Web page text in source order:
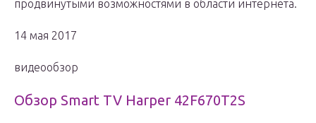
продвинутыми возможностями в области интернета.
14 мая 2017
видеообзор
Обзор Smart TV Harper 42F670T2S